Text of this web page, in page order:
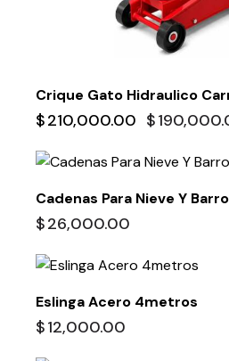
Crique Gato Hidraulico
$210,000.00 $
Cadenas Para Nieve Y
$26,000.00
Eslinga Acero 4metros
$12,000.00